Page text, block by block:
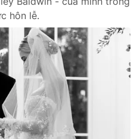
hôn lễ.